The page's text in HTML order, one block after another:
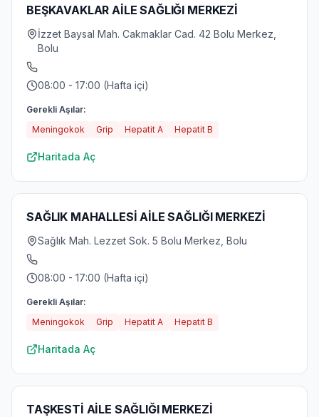
BEŞKAVAKLAR AİLE SAĞLIĞI MERKEZİ
İzzet Baysal Mah. Cakmaklar Cad. 42 Bolu Merkez,
Bolu
08:00 - 17:00 (Hafta içi)
Gerekli Aşılar:
Meningokok
Grip Hepatit A Hepatit B
Haritada Aç
SAĞLIK MAHALLESİ AİLE SAĞLIĞI MERKEZİ
Sağlık Mah. Lezzet Sok. 5 Bolu Merkez, Bolu
08:00 - 17:00 (Hafta içi)
Gerekli Aşılar:
Meningokok
Grip Hepatit A Hepatit B
Haritada Aç
TAŞKESTİ AİLE SAĞLIĞI MERKEZİ